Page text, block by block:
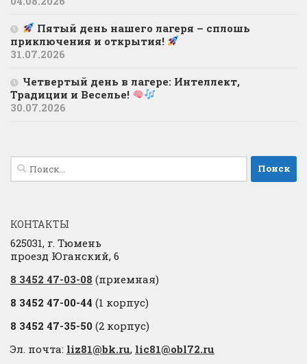
Пятый день нашего лагеря – сплошь
приключения и открытия!
31.07.2026
Четвертый день в лагере: Интеллект,
Традиции и Веселье!
30.07.2026
Найти:
КОНТАКТЫ
625031, г. Тюмень
проезд Юганский, 6
8 3452 47-03-08 (приемная)
8 3452 47-00-44 (1 корпус)
8 3452 47-35-50 (2 корпус)
Эл. почта: liz81@bk.ru, lic81@obl72.ru